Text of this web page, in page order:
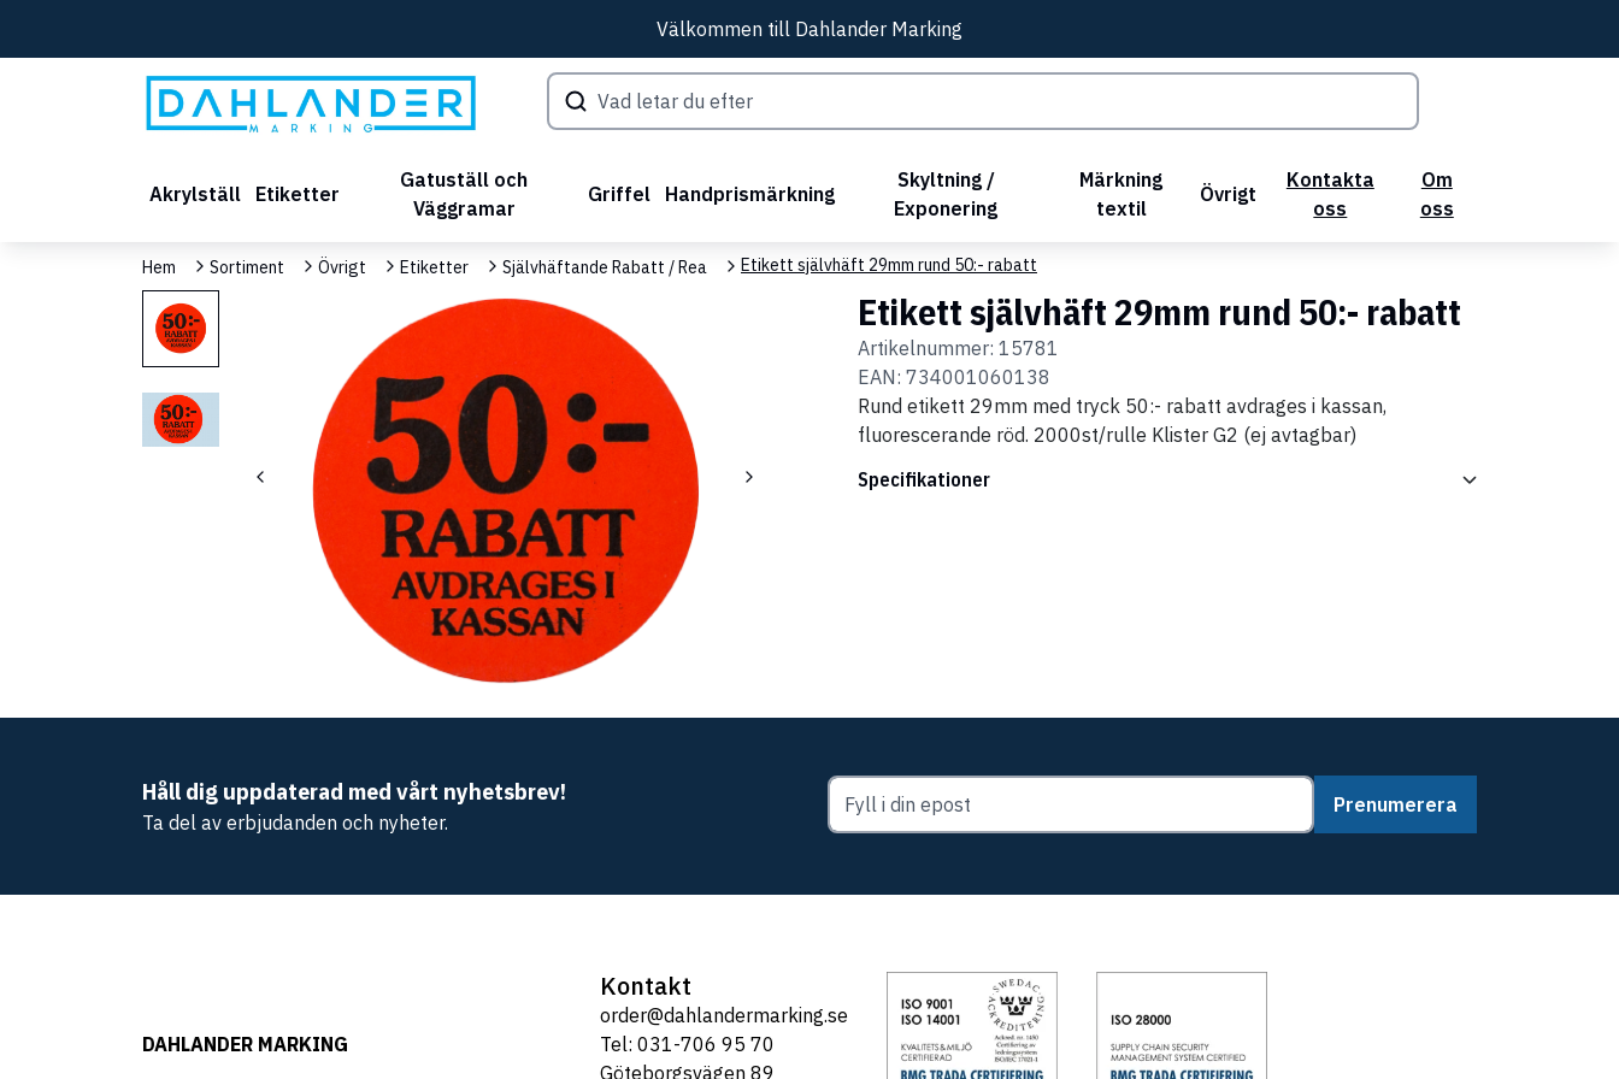
Välkommen till Dahlander Marking
Akrylställ Etiketter
Gatuställ och
Väggramar
Griffel Handprismärkning
Skyltning /
Exponering
Märkning
textil
Övrigt
Kontakta
oss
Om
oss
Hem Sortiment Övrigt Etiketter Självhäftande Rabatt / Rea Etikett självhäft 29mm rund 50:- rabatt
Etikett självhäft 29mm rund 50:- rabatt
Artikelnummer: 15781
EAN: 734001060138
Rund etikett 29mm med tryck 50:- rabatt avdrages i kassan,
fluorescerande röd. 2000st/rulle Klister G2 (ej avtagbar)
Specifikationer
Håll dig uppdaterad med vårt nyhetsbrev!
Ta del av erbjudanden och nyheter.
Prenumerera
DAHLANDER MARKING
Kontakt
order@dahlandermarking.se
Tel: 031-706 95 70
Göteborgsvägen 89